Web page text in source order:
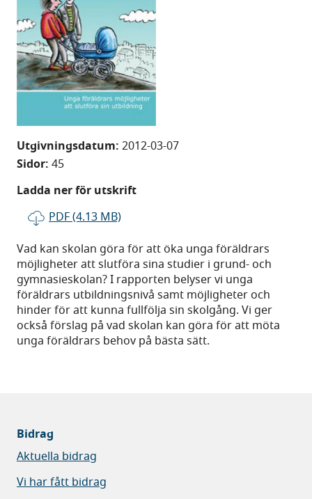
Utgivningsdatum: 2012-03-07
Sidor: 45
Ladda ner för utskrift
PDF (4.13 MB)
Vad kan skolan göra för att öka unga föräldrars
möjligheter att slutföra sina studier i grund- och
gymnasieskolan? I rapporten belyser vi unga
föräldrars utbildningsnivå samt möjligheter och
hinder för att kunna fullfölja sin skolgång. Vi ger
också förslag på vad skolan kan göra för att möta
unga föräldrars behov på bästa sätt.
Bidrag
Aktuella bidrag
Vi har fått bidrag